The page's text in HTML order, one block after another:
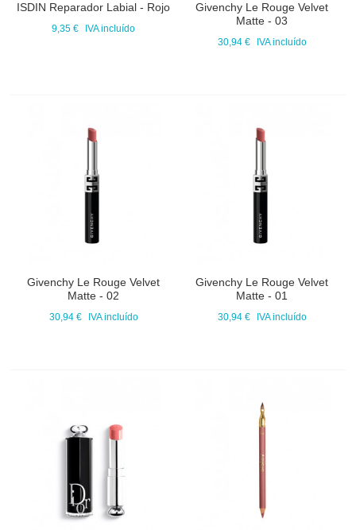
ISDIN Reparador Labial - Rojo
9,35 € IVA incluído
Givenchy Le Rouge Velvet
Matte - 03
30,94 € IVA incluído
Givenchy Le Rouge Velvet
Matte - 02
30,94 € IVA incluído
Givenchy Le Rouge Velvet
Matte - 01
30,94 € IVA incluído